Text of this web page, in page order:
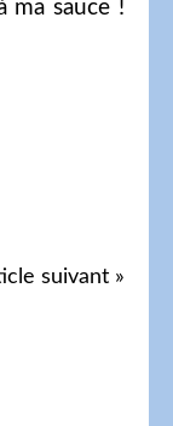
ma sauce !
suivant »